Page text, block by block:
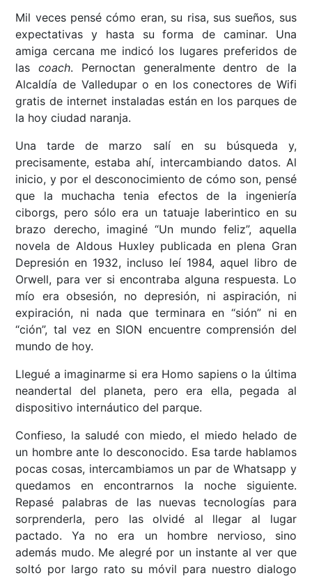
Mil veces pensé cómo eran, su risa, sus sueños, sus
expectativas y hasta su forma de caminar. Una
amiga cercana me indicó los lugares preferidos de
lascoach. Pernoctan generalmente dentro de la
Alcaldía de Valledupar o en los conectores de Wifi
gratis de internet instaladas están en los parques de
la hoy ciudad naranja.
Una tarde de marzo salí en su búsqueda y,
precisamente, estaba ahí, intercambiando datos. Al
inicio, y por el desconocimiento de cómo son, pensé
que la muchacha tenia efectos de la ingeniería
ciborgs, pero sólo era un tatuaje laberintico en su
brazo derecho, imaginé “Un mundo feliz”, aquella
novela de Aldous Huxley publicada en plena Gran
Depresión en 1932, incluso leí 1984, aquel libro de
Orwell, para ver si encontraba alguna respuesta. Lo
mío era obsesión, no depresión, ni aspiración, ni
expiración, ni nada que terminara en “sión” ni en
“ción”, tal vez en SION encuentre comprensión del
mundo de hoy.
Llegué a imaginarme si era Homo sapiens o la última
neandertal del planeta, pero era ella, pegada al
dispositivo internáutico del parque.
Confieso, la saludé con miedo, el miedo helado de
un hombre ante lo desconocido. Esa tarde hablamos
pocas cosas, intercambiamos un par de Whatsapp y
quedamos en encontrarnos la noche siguiente.
Repasé palabras de las nuevas tecnologías para
sorprenderla, pero las olvidé al llegar al lugar
pactado. Ya no era un hombre nervioso, sino
además mudo. Me alegré por un instante al ver que
soltó por largo rato su móvil para nuestro dialogo